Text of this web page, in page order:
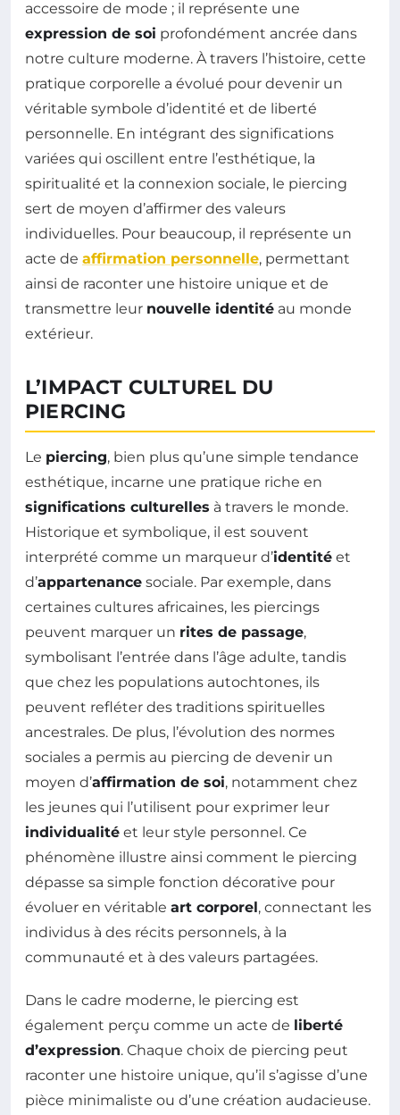
accessoire de mode ; il représente une
expression de soi profondément ancrée dans
notre culture moderne. À travers l’histoire, cette
pratique corporelle a évolué pour devenir un
véritable symbole d’identité et de liberté
personnelle. En intégrant des significations
variées qui oscillent entre l’esthétique, la
spiritualité et la connexion sociale, le piercing
sert de moyen d’affirmer des valeurs
individuelles. Pour beaucoup, il représente un
acte de affirmation personnelle, permettant
ainsi de raconter une histoire unique et de
transmettre leur nouvelle identité au monde
extérieur.
L’IMPACT CULTUREL DU
PIERCING
Le piercing, bien plus qu’une simple tendance
esthétique, incarne une pratique riche en
significations culturelles à travers le monde.
Historique et symbolique, il est souvent
interprété comme un marqueur d’identité et
d’appartenance sociale. Par exemple, dans
certaines cultures africaines, les piercings
peuvent marquer un rites de passage,
symbolisant l’entrée dans l’âge adulte, tandis
que chez les populations autochtones, ils
peuvent refléter des traditions spirituelles
ancestrales. De plus, l’évolution des normes
sociales a permis au piercing de devenir un
moyen d’affirmation de soi, notamment chez
les jeunes qui l’utilisent pour exprimer leur
individualité et leur style personnel. Ce
phénomène illustre ainsi comment le piercing
dépasse sa simple fonction décorative pour
évoluer en véritable art corporel, connectant les
individus à des récits personnels, à la
communauté et à des valeurs partagées.
Dans le cadre moderne, le piercing est
également perçu comme un acte de liberté
d’expression. Chaque choix de piercing peut
raconter une histoire unique, qu’il s’agisse d’une
pièce minimaliste ou d’une création audacieuse.